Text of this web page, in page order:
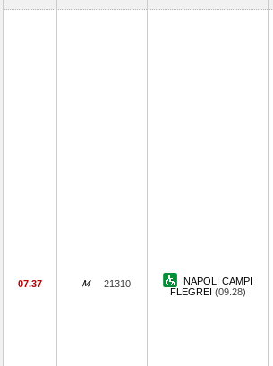
07.37 21310
NAPOLI CAMPI
FLEGREI (09.28)